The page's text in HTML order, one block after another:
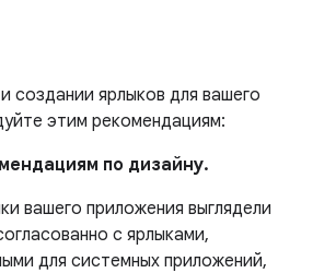
создании ярлыков для вашего
этим рекомендациям:
по дизайну.
вашего приложения выглядели
с ярлыками,
для системных приложений,